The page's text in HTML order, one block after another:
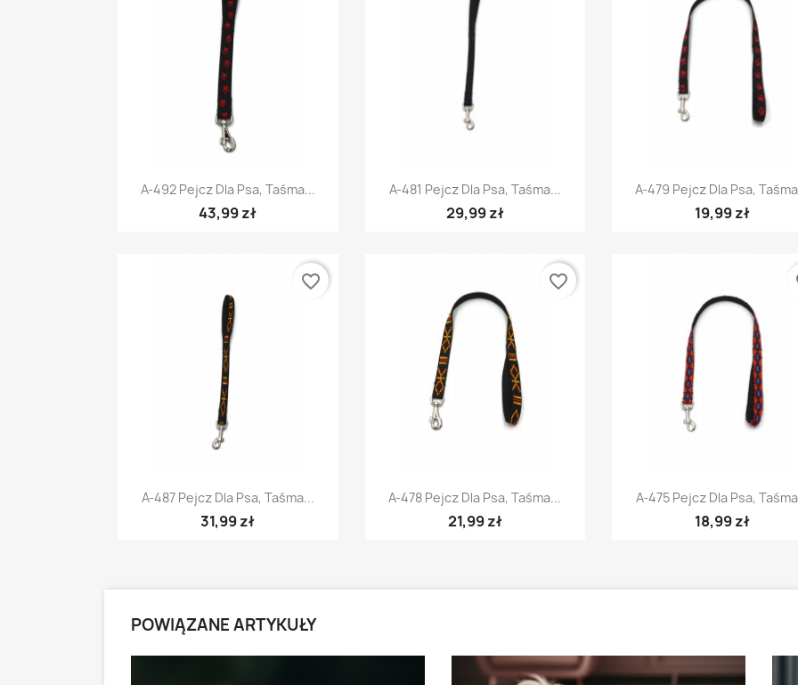
Szybki podgląd
A-492 Pejcz Dla Psa, Taśma...
43,99 zł
Szybki podgląd
A-481 Pejcz Dla Psa, Taśma...
29,99 zł
Szybki podgląd
A-479 Pejcz Dla Psa,
19,99 zł
Szybki podgląd
A-487 Pejcz Dla Psa, Taśma...
31,99 zł
favorite_border
Szybki podgląd
A-478 Pejcz Dla Psa, Taśma...
21,99 zł
favorite_border
Szybki podgląd
A-475 Pejcz Dla Psa,
18,99 zł
POWIĄZANE ARTYKUŁY